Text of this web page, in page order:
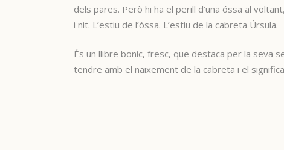
dels pares. Però hi ha el perill d’una óssa al
i nit. L’estiu de l’óssa. L’estiu de la cabreta Úrsula.
És un llibre bonic, fresc, que destaca per la seva
tendre amb el naixement de la cabreta i el